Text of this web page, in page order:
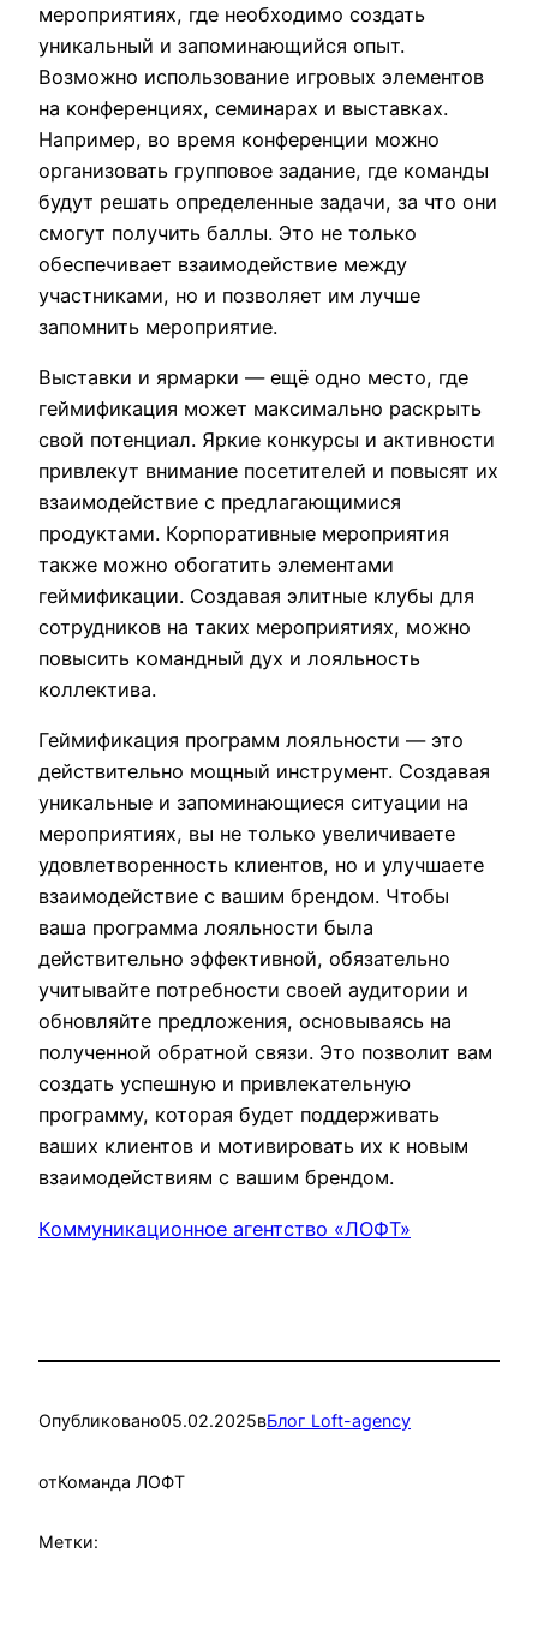
мероприятиях, где необходимо создать
уникальный и запоминающийся опыт.
Возможно использование игровых элементов
на конференциях, семинарах и выставках.
Например, во время конференции можно
организовать групповое задание, где команды
будут решать определенные задачи, за что они
смогут получить баллы. Это не только
обеспечивает взаимодействие между
участниками, но и позволяет им лучше
запомнить мероприятие.
Выставки и ярмарки — ещё одно место, где
геймификация может максимально раскрыть
свой потенциал. Яркие конкурсы и активности
привлекут внимание посетителей и повысят их
взаимодействие с предлагающимися
продуктами. Корпоративные мероприятия
также можно обогатить элементами
геймификации. Создавая элитные клубы для
сотрудников на таких мероприятиях, можно
повысить командный дух и лояльность
коллектива.
Геймификация программ лояльности — это
действительно мощный инструмент. Создавая
уникальные и запоминающиеся ситуации на
мероприятиях, вы не только увеличиваете
удовлетворенность клиентов, но и улучшаете
взаимодействие с вашим брендом. Чтобы
ваша программа лояльности была
действительно эффективной, обязательно
учитывайте потребности своей аудитории и
обновляйте предложения, основываясь на
полученной обратной связи. Это позволит вам
создать успешную и привлекательную
программу, которая будет поддерживать
ваших клиентов и мотивировать их к новым
взаимодействиям с вашим брендом.
Коммуникационное агентство «ЛОФТ»
Опубликовано05.02.2025вБлог Loft-agency
отКоманда ЛОФТ
Метки: